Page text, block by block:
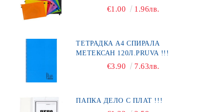
€1.00 1.96лв.
ТЕТРАДКА А4 СПИРАЛА
МЕТЕКСАН 120Л.PRUVA !!!
€3.90 7.63лв.
ПАПКА ДЕЛО С ПЛАТ !!!